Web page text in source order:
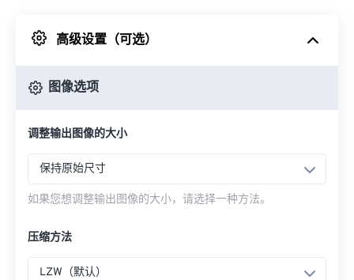
来自 Google Drive
高级设置（可选）
图像选项
调整输出图像的大小
保持原始尺寸
如果您想调整输出图像的大小，请选择一种方法。
压缩方法
LZW（默认）